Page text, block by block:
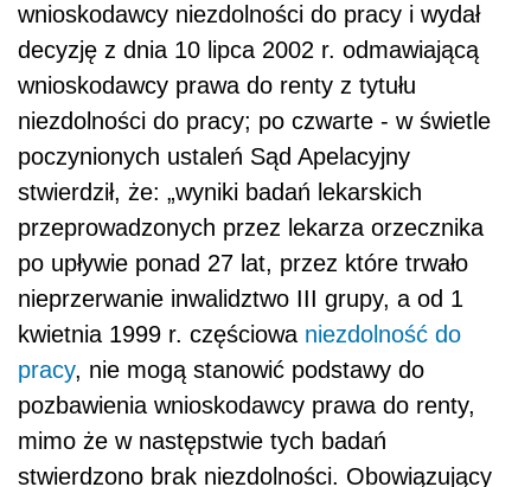
wnioskodawcy niezdolności do pracy i wydał
decyzję z dnia 10 lipca 2002 r. odmawiającą
wnioskodawcy prawa do renty z tytułu
niezdolności do pracy; po czwarte - w świetle
poczynionych ustaleń Sąd Apelacyjny
stwierdził, że: „wyniki badań lekarskich
przeprowadzonych przez lekarza orzecznika
po upływie ponad 27 lat, przez które trwało
nieprzerwanie inwalidztwo III grupy, a od 1
kwietnia 1999 r. częściowa niezdolność do
pracy, nie mogą stanowić podstawy do
pozbawienia wnioskodawcy prawa do renty,
mimo że w następstwie tych badań
stwierdzono brak niezdolności. Obowiązujący